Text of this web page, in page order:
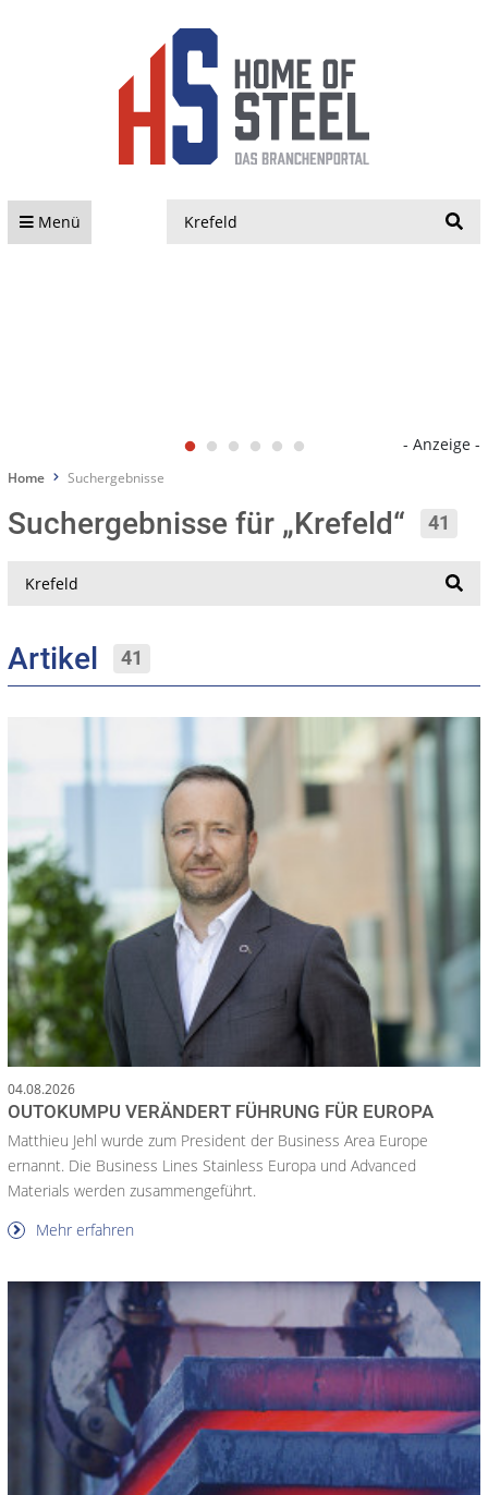
Menü
- Anzeige -
Home Suchergebnisse
Suchergebnisse für „Krefeld“ 41
Artikel 41
04.08.2026
OUTOKUMPU VERÄNDERT FÜHRUNG FÜR EUROPA
Matthieu Jehl wurde zum President der Business Area Europe
ernannt. Die Business Lines Stainless Europa und Advanced
Materials werden zusammengeführt.
Mehr erfahren